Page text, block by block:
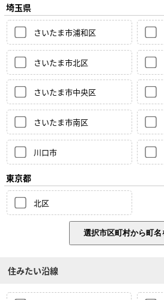
埼玉県
さいたま市浦和区
さいたま市北区
さいたま市中央区
さいたま市南区
川口市
東京都
北区
住みたい沿線